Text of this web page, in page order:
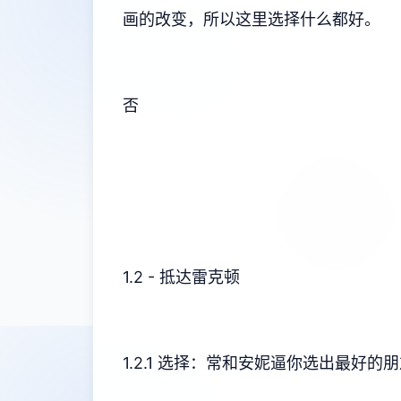
画的改变，所以这里选择什么都好。
否
1.2 - 抵达雷克顿
1.2.1 选择：常和安妮逼你选出最好的